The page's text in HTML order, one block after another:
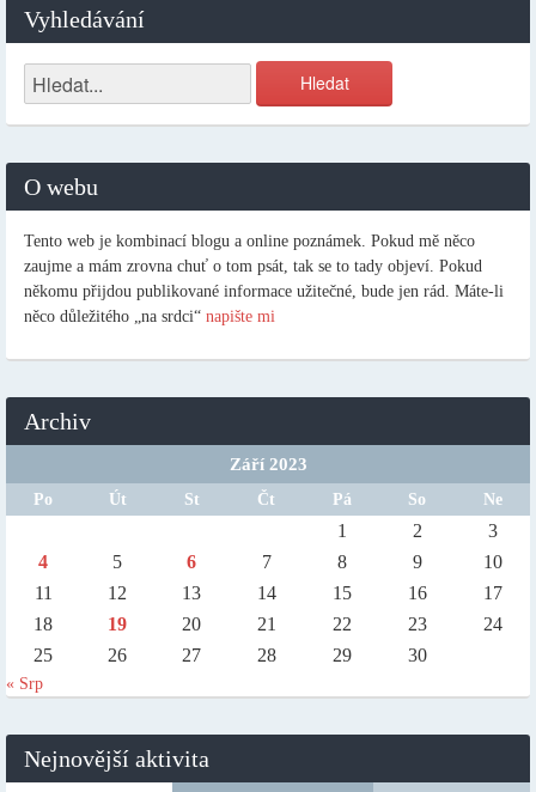
Vyhledávání
O webu
Tento web je kombinací blogu a online poznámek. Pokud mě něco
zaujme a mám zrovna chuť o tom psát, tak se to tady objeví. Pokud
někomu přijdou publikované informace užitečné, bude jen rád. Máte-li
něco důležitého „na srdci“ napište mi
Archiv
Září 2023
Po Út St Čt Pá So Ne
1 2
3
4
5 6 7 8 9
10
11
12 13 14 15 16
17
18
19 20 21 22 23
24
25
26 27 28 29 30
« Srp
Nejnovější aktivita